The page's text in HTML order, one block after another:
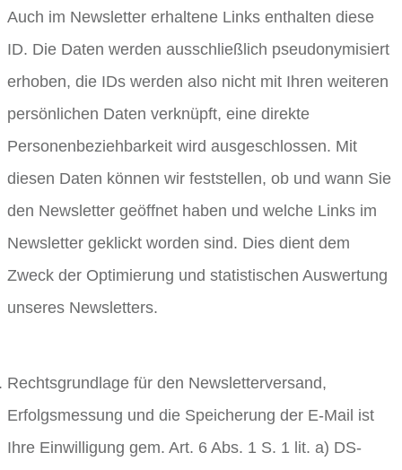
Auch im Newsletter erhaltene Links enthalten diese
ID. Die Daten werden ausschließlich pseudonymisiert
erhoben, die IDs werden also nicht mit Ihren weiteren
persönlichen Daten verknüpft, eine direkte
Personenbeziehbarkeit wird ausgeschlossen. Mit
diesen Daten können wir feststellen, ob und wann Sie
den Newsletter geöffnet haben und welche Links im
Newsletter geklickt worden sind. Dies dient dem
Zweck der Optimierung und statistischen Auswertung
unseres Newsletters.
Rechtsgrundlage für den Newsletterversand,
Erfolgsmessung und die Speicherung der E-Mail ist
Ihre Einwilligung gem. Art. 6 Abs. 1 S. 1 lit. a) DS-